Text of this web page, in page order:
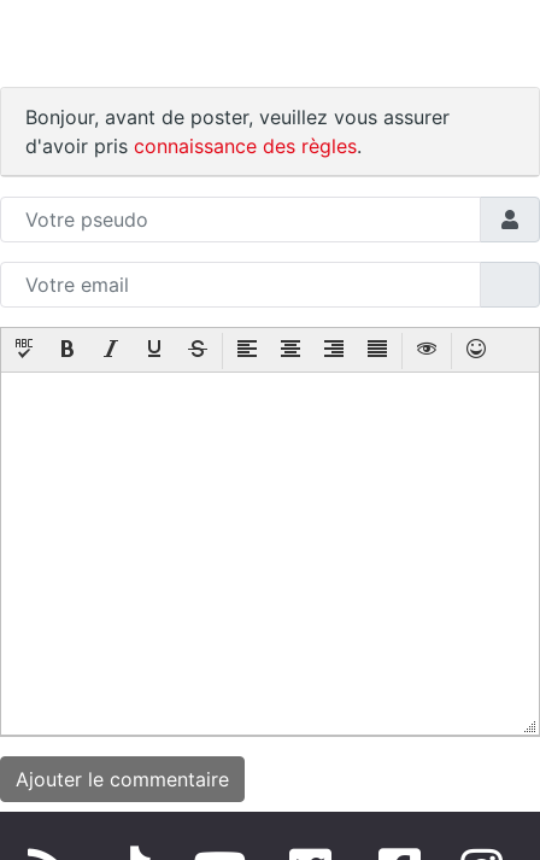
Bonjour, avant de poster, veuillez vous assurer
d'avoir pris connaissance des règles.